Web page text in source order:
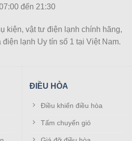
máy
dẻo dai, mềm mại, tạo cảm giác
dụng
chiếc điều khiển điều hòa đa
đến 21:30
kiện, vật tư điện lạnh chính hãng,
lạnh Uy tín số 1 tại Việt Nam.
ĐIỀU HÒA
Điều khiển điều hòa
Tấm chuyển gió